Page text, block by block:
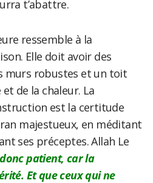
t’abattre.
ressemble à la
Elle doit avoir des
murs robustes et un toit
de la chaleur. La
est la certitude
majestueux, en méditant
ses préceptes. Allah Le
patient, car la
Et que ceux qui ne